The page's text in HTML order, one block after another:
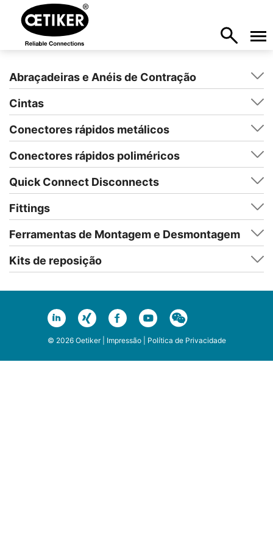
Abraçadeiras e Anéis de Contração
Cintas
Conectores rápidos metálicos
Conectores rápidos poliméricos
Quick Connect Disconnects
Fittings
Ferramentas de Montagem e Desmontagem
Kits de reposição
© 2026 Oetiker | Impressão| Política de Privacidade